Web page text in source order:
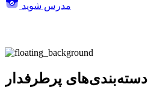
مدرس شوید
دسته‌بندی‌های پرطرفدار